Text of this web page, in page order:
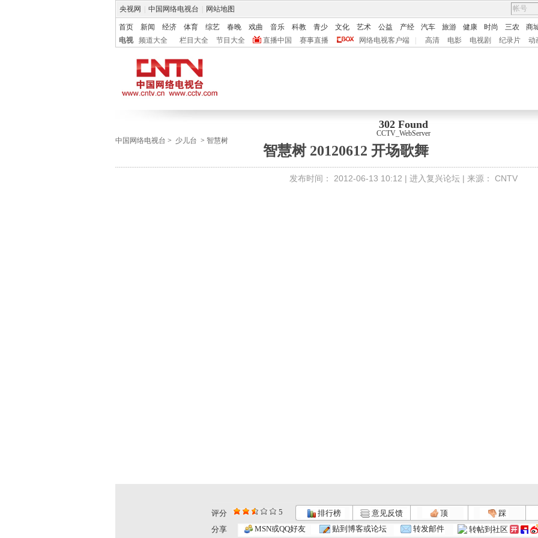
央视网 中国网络电视台 网站地图
首页 新闻 经济 体育 综艺 春晚 戏曲 音乐 科教 青少 文化 艺术 公益 产经 汽车 旅游 健康 时尚 三农 商
电视
频道大全 栏目大全 节目大全 直播中国 赛事直播 网络电视客户端 高清 电影 电视剧 纪录片 动
302 Found
CCTV_WebServer
中国网络电视台 > 少儿台 > 智慧树
智慧树 20120612 开场歌舞
发布时间： 2012-06-13 10:12 | 进入复兴论坛 | 来源： CNTV
评分 5 排行榜 意见反馈 顶 踩
分享
MSN或QQ好友 贴到博客或论坛 转发邮件 转帖到社区
智慧树 2... 智慧树 2... 智慧树 2... 智慧树 2...